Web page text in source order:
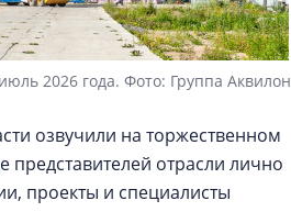
2026 года. Фото: Группа Аквилон
озвучили на торжественном
отрасли лично
проекты и специалисты